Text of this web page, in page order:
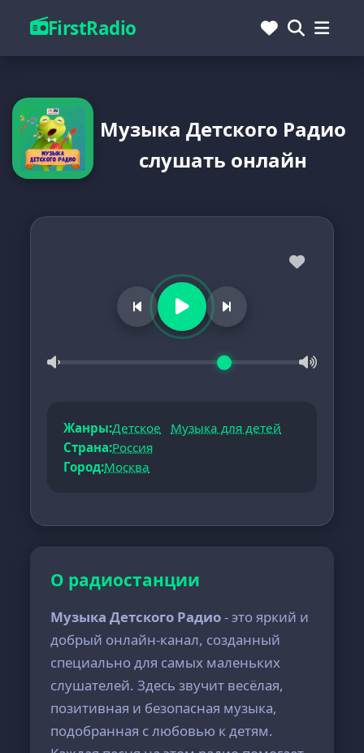
FirstRadio
Музыка Детского Радио
слушать онлайн
Жанры:Детское
Музыка для детей
Страна:Россия
Город:Москва
О радиостанции
Музыка Детского Радио- это яркий и
добрый онлайн-канал, созданный
специально для самых маленьких
слушателей. Здесь звучит весёлая,
позитивная и безопасная музыка,
подобранная с любовью к детям.